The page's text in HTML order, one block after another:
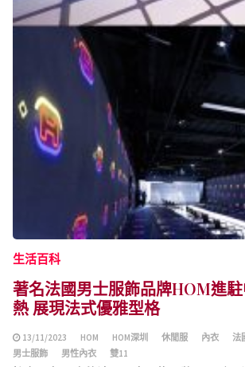
生活百科
著名法國男士服飾品牌HOM進
熱 展現法式優雅型格
13/11/2023 HOM HOM深圳 休閒服 內衣 法
男士服飾
男性內衣 雙11